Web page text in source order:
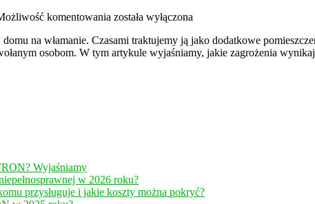
komentowania Bezpieczeństwo
piwnicy
–
została wyłączona
na włamanie. Czasami traktujemy ją jako dodatkowe
osobom. W tym artykule wyjaśniamy, jakie zagrożenia
Wyjaśniamy
w 2026 roku?
przysługuje i jakie koszty można pokryć?